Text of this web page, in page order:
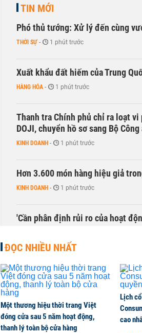
TIN MỚI
Phó thủ tướng: Xử lý đến cùng
THỜI SỰ - 1 phút trước
Xuất khẩu đất hiếm của Trung
HÀNG HÓA - 1 phút trước
Thanh tra Chính phủ chỉ ra loạt vi
DOJI, chuyển hồ sơ sang Bộ Công
KINH DOANH - 1 phút trước
Hơn 3.600 món hàng hiệu giả
KINH DOANH - 1 phút trước
'Cần phân định rủi ro của hoạt
ĐỌC NHIỀU NHẤT
Một thương hiệu thời trang Việt
đóng cửa sau 5 năm hoạt động,
thanh lý toàn bộ cửa hàng
Lịch
cao